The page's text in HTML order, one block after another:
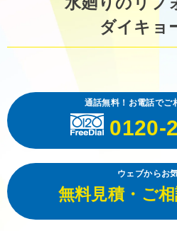
ダイキョ
通話無料！お電話でご
0120-
ウェブからお
無料見積・ご